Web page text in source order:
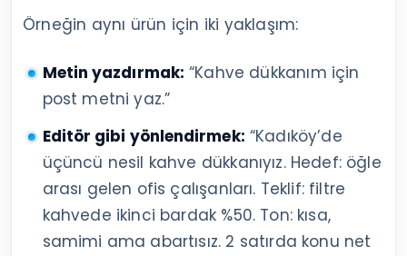
Örneğin aynı ürün için iki yaklaşım:
Metin yazdırmak: “Kahve dükkanım için
post metni yaz.”
Editör gibi yönlendirmek: “Kadıköy’de
üçüncü nesil kahve dükkanıyız. Hedef: öğle
arası gelen ofis çalışanları. Teklif: filtre
kahvede ikinci bardak %50. Ton: kısa,
samimi ama abartısız. 2 satırda konu net